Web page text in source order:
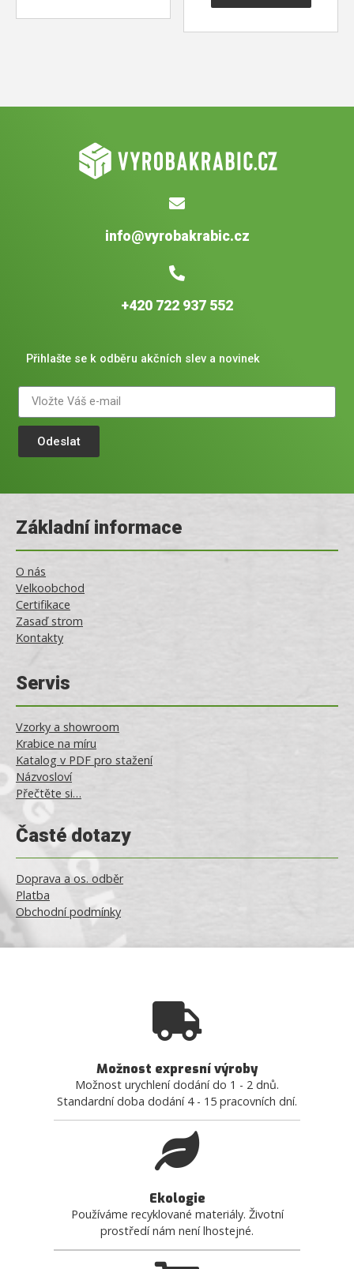
info@vyrobakrabic.cz
+420 722 937 552
Přihlašte se k odběru akčních slev a novinek
Odeslat
Základní informace
O nás
Velkoobchod
Certifikace
Zasaď strom
Kontakty
Servis
Vzorky a showroom
Krabice na míru
Katalog v PDF pro stažení
Názvosloví
Přečtěte si…
Časté dotazy
Doprava a os. odběr
Platba
Obchodní podmínky
Možnost expresní výroby
Možnost urychlení dodání do 1 - 2 dnů.
Standardní doba dodání 4 - 15 pracovních dní.
Ekologie
Používáme recyklované materiály. Životní
prostředí nám není lhostejné.